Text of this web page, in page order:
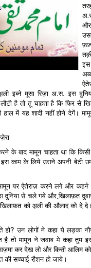
इब्ने मूसा रिज़ा अ.स. इस
लौटी है तो तू चाहता है कि फिर से
में यह शादी नहीं होने देगें।
के बाद मामून चाहता था कि
काम के लिये उसने अपनी बेटी
मामून पर ऐतेराज़ करने लगे और
से चले गये और खि़लाफ़त
को अ़ली की औलाद को दे दे
हो? उन लोगों ने कहा ये लड़का
है तो मामून ने जवाब मे कहा तुम
कर देख लो और किसी आलिम
की सच्चाई रौशन हो जाये।